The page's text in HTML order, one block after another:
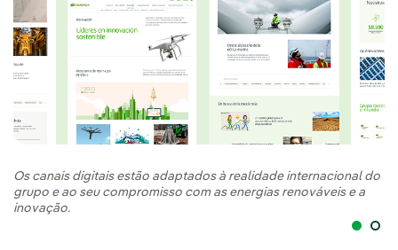
Os canais digitais estão adaptados à realidade internacional do
grupo e ao seu compromisso com as energias renováveis e a
inovação.